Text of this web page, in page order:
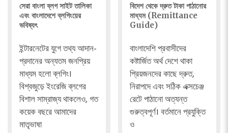
সেরা বাংলা ব্লগ সাইট তালিকা
এবং বাংলাদেশে ব্লগিংয়ের
ভবিষ্যৎ
ইন্টারনেটের যুগে তথ্য আদান-
প্রদানের অন্যতম জনপ্রিয়
মাধ্যম হলো ব্লগিং।
বিশ্বজুড়ে ইংরেজি ব্লগের
বিশাল সাম্রাজ্য থাকলেও, গত
কয়েক বছরে আমাদের
মাতৃভাষা
বিদেশ থেকে দ্রুত টাকা পাঠানোর
মাধ্যম (Remittance
Guide)
বাংলাদেশি প্রবাসীদের
কষ্টার্জিত অর্থ দেশে থাকা
প্রিয়জনদের কাছে দ্রুত,
নিরাপদে এবং সঠিক এক্সচেঞ্জ
রেটে পাঠানো অত্যন্ত
গুরুত্বপূর্ণ। বর্তমানে প্রযুক্তি
ও